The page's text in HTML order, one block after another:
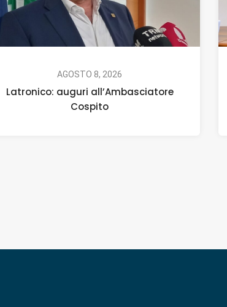
AGOSTO 8, 2026
Latronico: auguri all’Ambasciatore
Cospito